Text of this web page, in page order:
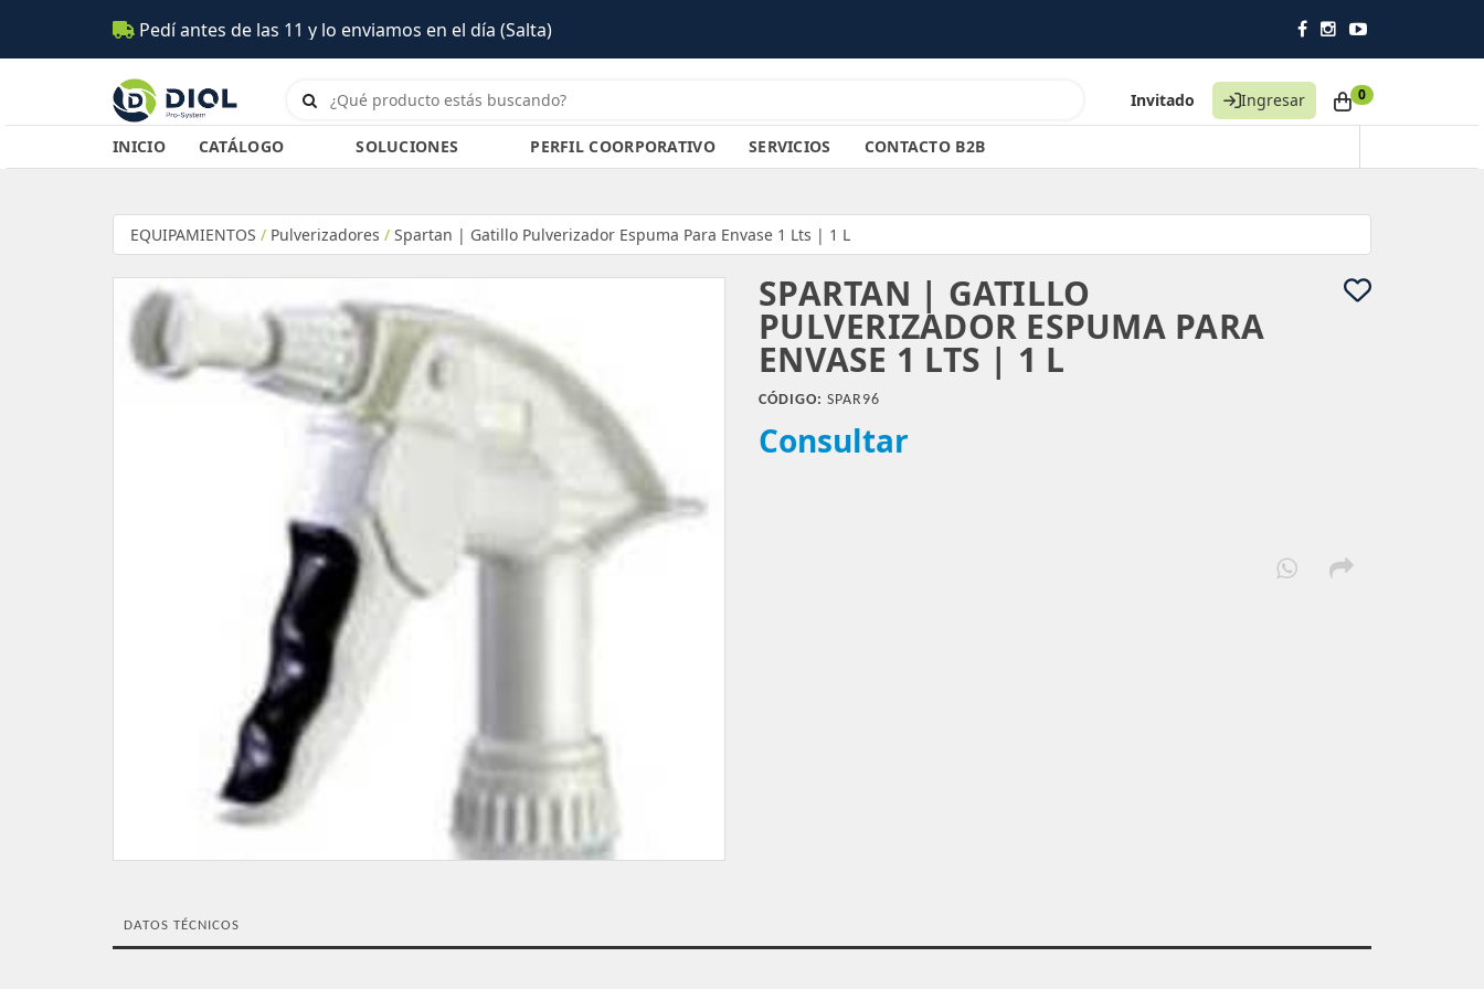
las 11 y lo enviamos en el día (Salta)
Invitado Ingresar 0
INICIO CATÁLOGO SOLUCIONES PERFIL COORPORATIVO SERVICIOS CONTACTO B2B
EQUIPAMIENTOS / Pulverizadores / Spartan | Gatillo Pulverizador Espuma Para Envase 1 Lts | 1 L
SPARTAN | GATILLO
PULVERIZADOR ESPUMA PARA
ENVASE 1 LTS | 1 L
CÓDIGO: SPAR96
Consultar
DATOS TÉCNICOS